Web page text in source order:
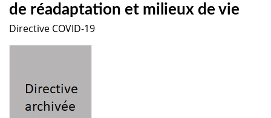
de réadaptation et milieux de vie
Directive COVID-19